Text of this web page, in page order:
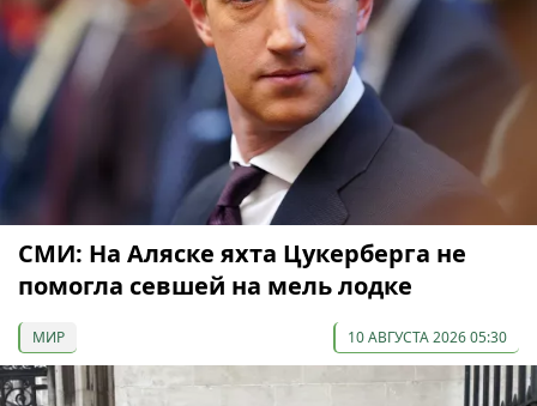
СМИ: На Аляске яхта Цукерберга не
помогла севшей на мель лодке
МИР 10 АВГУСТА 2026 05:30